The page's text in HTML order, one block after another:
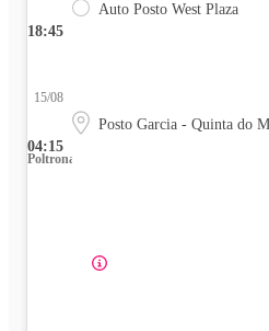
18:45
Auto Posto West Plaza
04:15
15/08
Posto Garcia - Quinta do
Poltrona